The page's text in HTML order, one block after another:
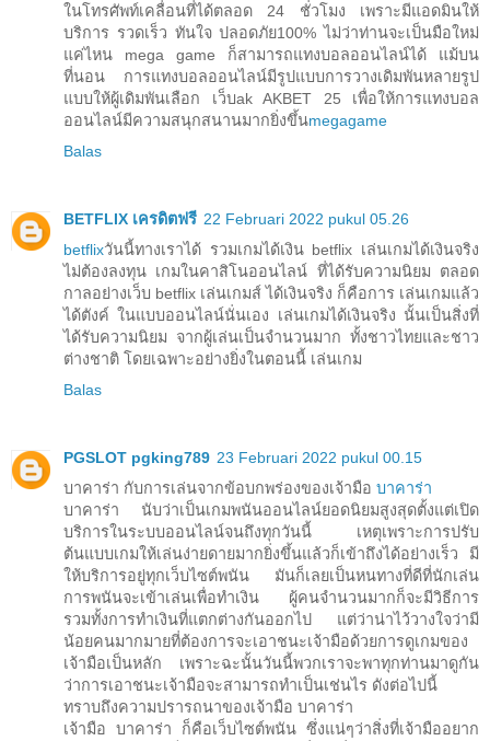
ในโทรศัพท์เคลื่อนที่ได้ตลอด 24 ชั่วโมง เพราะมีแอดมินให้
บริการ รวดเร็ว ทันใจ ปลอดภัย100% ไม่ว่าท่านจะเป็นมือใหม่
แค่ไหน mega game ก็สามารถแทงบอลออนไลน์ได้ แม้บน
ที่นอน การแทงบอลออนไลน์มีรูปแบบการวางเดิมพันหลายรูป
แบบให้ผู้เดิมพันเลือก เว็บak AKBET 25 เพื่อให้การแทงบอล
ออนไลน์มีความสนุกสนานมากยิ่งขึ้นmegagame
Balas
BETFLIX เครดิตฟรี 22 Februari 2022 pukul 05.26
betflixวันนี้ทางเราได้ รวมเกมได้เงิน betflix เล่นเกมได้เงินจริง
ไม่ต้องลงทุน เกมในคาสิโนออนไลน์ ที่ได้รับความนิยม ตลอด
กาลอย่างเว็บ betflix เล่นเกมส์ ได้เงินจริง ก็คือการ เล่นเกมแล้ว
ได้ตังค์ ในแบบออนไลน์นั่นเอง เล่นเกมได้เงินจริง นั้นเป็นสิ่งที่
ได้รับความนิยม จากผู้เล่นเป็นจำนวนมาก ทั้งชาวไทยและชาว
ต่างชาติ โดยเฉพาะอย่างยิ่งในตอนนี้ เล่นเกม
Balas
PGSLOT pgking789 23 Februari 2022 pukul 00.15
บาคาร่า กับการเล่นจากข้อบกพร่องของเจ้ามือ บาคาร่า
บาคาร่า นับว่าเป็นเกมพนันออนไลน์ยอดนิยมสูงสุดตั้งแต่เปิด
บริการในระบบออนไลน์จนถึงทุกวันนี้ เหตุเพราะการปรับ
ต้นแบบเกมให้เล่นง่ายดายมากยิ่งขึ้นแล้วก็เข้าถึงได้อย่างเร็ว มี
ให้บริการอยู่ทุกเว็บไซต์พนัน มันก็เลยเป็นหนทางที่ดีที่นักเล่น
การพนันจะเข้าเล่นเพื่อทำเงิน ผู้คนจำนวนมากก็จะมีวิธีการ
รวมทั้งการทำเงินที่แตกต่างกันออกไป แต่ว่าน่าไว้วางใจว่ามี
น้อยคนมากมายที่ต้องการจะเอาชนะเจ้ามือด้วยการดูเกมของ
เจ้ามือเป็นหลัก เพราะฉะนั้นวันนี้พวกเราจะพาทุกท่านมาดูกัน
ว่าการเอาชนะเจ้ามือจะสามารถทำเป็นเช่นไร ดังต่อไปนี้
ทราบถึงความปรารถนาของเจ้ามือ บาคาร่า
เจ้ามือ บาคาร่า ก็คือเว็บไซต์พนัน ซึ่งแน่ๆว่าสิ่งที่เจ้ามืออยาก